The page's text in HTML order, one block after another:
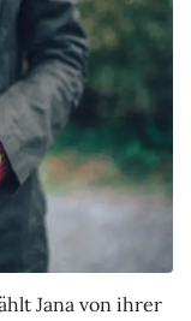
Jana von ihrer